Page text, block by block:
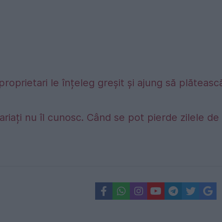
le înțeleg greșit și ajung să
nu îl cunosc. Când se pot pierde zilele de